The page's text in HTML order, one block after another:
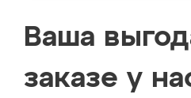
Ваша
заказе у